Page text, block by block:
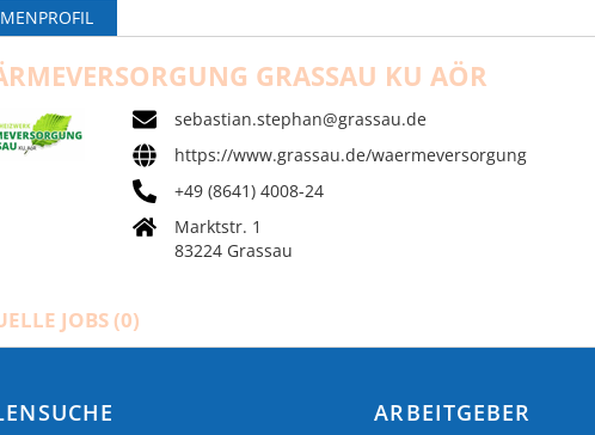
GRASSAU KU AÖR
sebastian.stephan@grassau.de
https://www.grassau.de/waermeversorgung
+49 (8641) 4008-24
Marktstr. 1
83224 Grassau
JOBS (0)
ARBEITGEBER